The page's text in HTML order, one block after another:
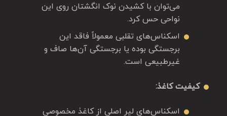
می‌توان با کشیدن نوک انگشتان روی این
نواحی حس کرد.
اسکناس‌های تقلبی معمولاً فاقد این
برجستگی بوده یا برجستگی آن‌ها صاف و
غیرطبیعی است.
کیفیت کاغذ:
اسکناس‌های لیر اصلی از کاغذ مخصوصی